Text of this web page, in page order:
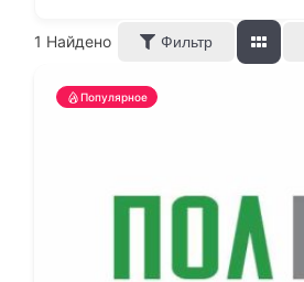
1 Найдено Фильтр
Популярное